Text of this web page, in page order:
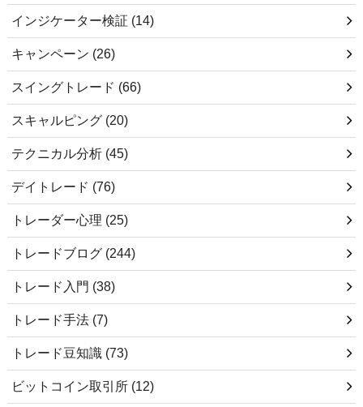
インジケーター検証 (14)
キャンペーン (26)
スイングトレード (66)
スキャルピング (20)
テクニカル分析 (45)
デイトレード (76)
トレーダー心理 (25)
トレードブログ (244)
トレード入門 (38)
トレード手法 (7)
トレード豆知識 (73)
ビットコイン取引所 (12)